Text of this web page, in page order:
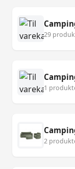
29
1
2